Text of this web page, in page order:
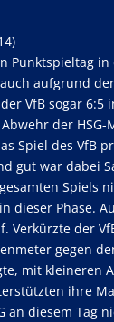
aufgrund
VfB sogar
der
Spiel des VfB
gut war dabei
Spiels
Phase.
der
gegen
mit kleineren
ihre
diesem Tag